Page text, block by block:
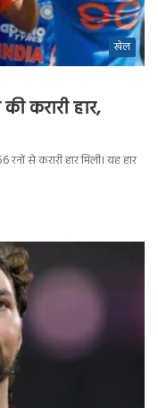
खेल
करारी हार,
से करारी हार मिली। यह हार